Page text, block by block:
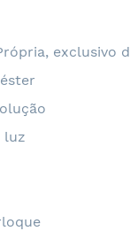
exclusivo
luz